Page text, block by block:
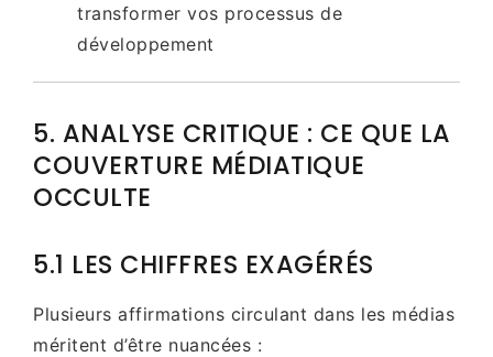
transformer vos processus de
développement
5. ANALYSE CRITIQUE : CE QUE LA
COUVERTURE MÉDIATIQUE
OCCULTE
5.1 LES CHIFFRES EXAGÉRÉS
Plusieurs affirmations circulant dans les médias
méritent d’être nuancées :